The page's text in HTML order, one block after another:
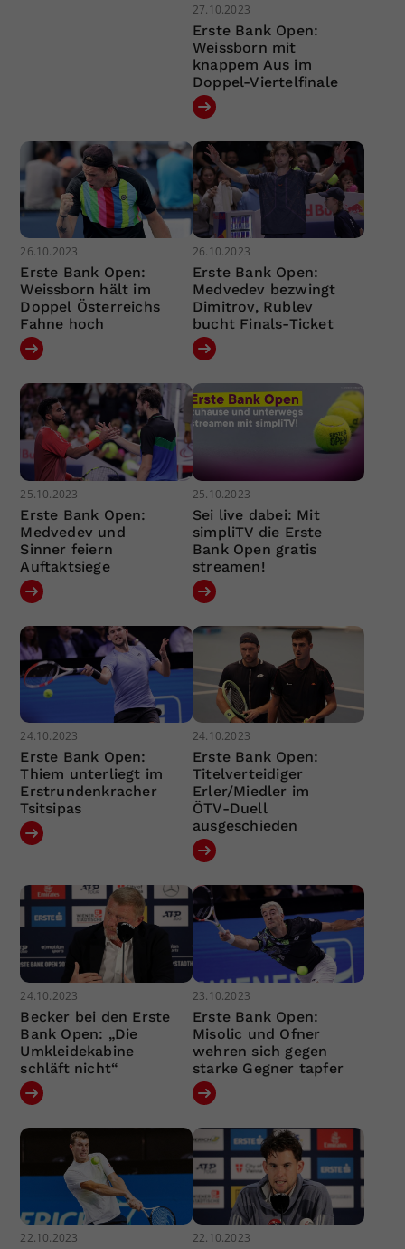
27.10.2023
Erste Bank Open:
Weissborn mit
knappem Aus im
Doppel-Viertelfinale
26.10.2023
Erste Bank Open:
Weissborn hält im
Doppel Österreichs
Fahne hoch
26.10.2023
Erste Bank Open:
Medvedev bezwingt
Dimitrov, Rublev
bucht Finals-Ticket
25.10.2023
Erste Bank Open:
Medvedev und
Sinner feiern
Auftaktsiege
25.10.2023
Sei live dabei: Mit
simpliTV die Erste
Bank Open gratis
streamen!
24.10.2023
Erste Bank Open:
Thiem unterliegt im
Erstrundenkracher
Tsitsipas
24.10.2023
Erste Bank Open:
Titelverteidiger
Erler/Miedler im
ÖTV-Duell
ausgeschieden
24.10.2023
Becker bei den Erste
Bank Open: „Die
Umkleidekabine
schläft nicht“
23.10.2023
Erste Bank Open:
Misolic und Ofner
wehren sich gegen
starke Gegner tapfer
22.10.2023 22.10.2023